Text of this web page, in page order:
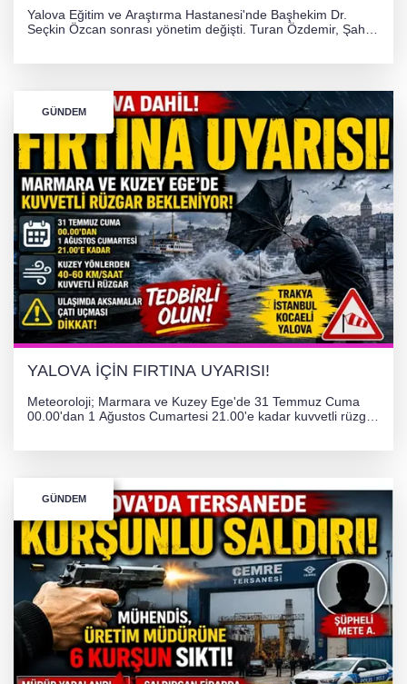
Yalova Eğitim ve Araştırma Hastanesi'nde Başhekim Dr.
Seçkin Özcan sonrası yönetim değişti. Turan Özdemir, Şahin
GÜNDEM
YALOVA İÇİN FIRTINA UYARISI!
Meteoroloji; Marmara ve Kuzey Ege'de 31 Temmuz Cuma
00.00'dan 1 Ağustos Cumartesi 21.00'e kadar kuvvetli rüzgar
GÜNDEM